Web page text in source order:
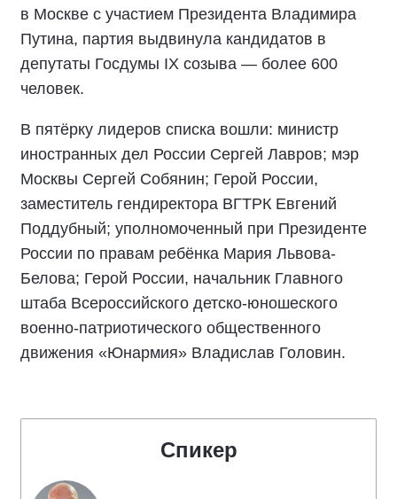
в Москве с участием Президента Владимира
Путина, партия выдвинула кандидатов в
депутаты Госдумы IX созыва — более 600
человек.
В пятёрку лидеров списка вошли: министр
иностранных дел России Сергей Лавров; мэр
Москвы Сергей Собянин; Герой России,
заместитель гендиректора ВГТРК Евгений
Поддубный; уполномоченный при Президенте
России по правам ребёнка Мария Львова-
Белова; Герой России, начальник Главного
штаба Всероссийского детско-юношеского
военно-патриотического общественного
движения «Юнармия» Владислав Головин.
Спикер